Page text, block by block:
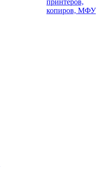
принтеров,
копиров, МФУ